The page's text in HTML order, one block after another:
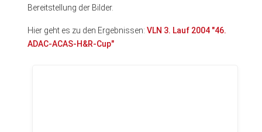
Bereitstellung der Bilder.
Hier geht es zu den Ergebnissen: VLN 3. Lauf 2004 "46.
ADAC-ACAS-H&R-Cup"